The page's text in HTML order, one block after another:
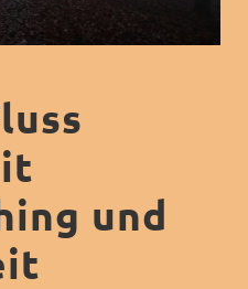
und